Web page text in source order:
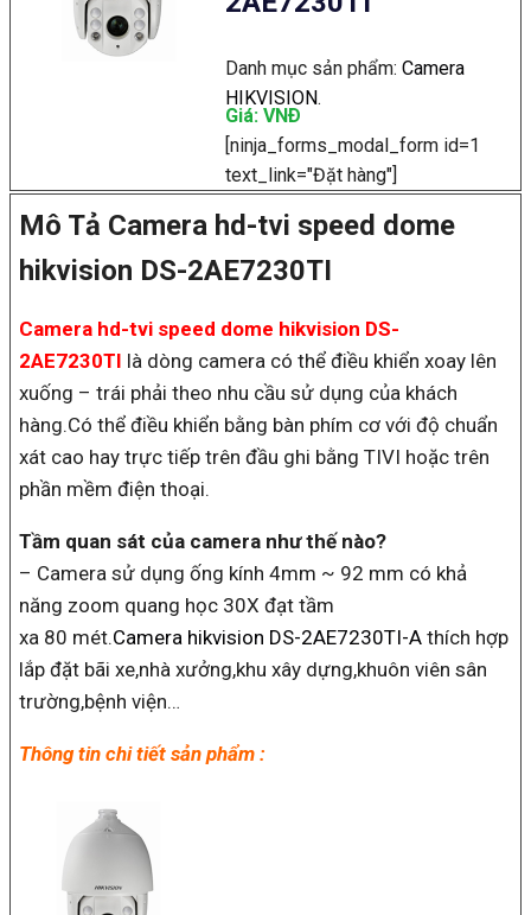
Danh mục sản phẩm: Camera
HIKVISION.
Giá: VNÐ
[ninja_forms_modal_form id=1
text_link="Đặt hàng"]
Mô Tả Camera hd-tvi speed dome
hikvision DS-2AE7230TI
Camera hd-tvi speed dome hikvision DS-
2AE7230TI là dòng camera có thể điều khiển xoay lên
xuống – trái phải theo nhu cầu sử dụng của khách
hàng.Có thể điều khiển bằng bàn phím cơ với độ chuẩn
xát cao hay trực tiếp trên đầu ghi bằng TIVI hoặc trên
phần mềm điện thoại.
Tầm quan sát của camera như thế nào?
– Camera sử dụng ống kính 4mm ~ 92 mm có khả
năng zoom quang học 30X đạt tầm
xa 80 mét.Camera hikvision DS-2AE7230TI-Athích hợp
lắp đặt bãi xe,nhà xưởng,khu xây dựng,khuôn viên sân
trường,bệnh viện…
Thông tin chi tiết sản phẩm :